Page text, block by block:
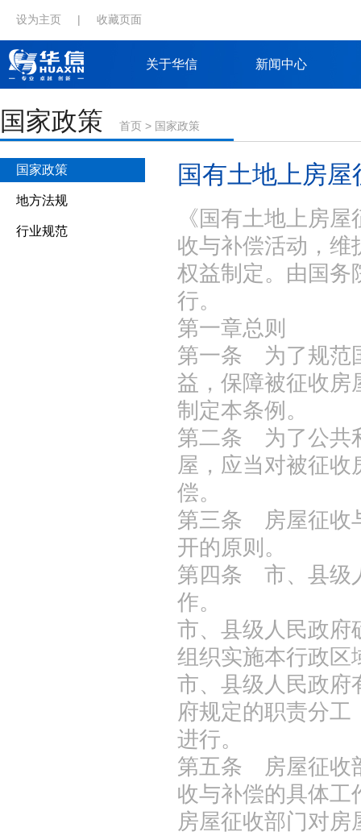
设为主页 | 收藏页面
关于华信 新闻中心
国家政策 首页 > 国家政策
国家政策
地方法规
行业规范
国有土地上房
《国有土地上房
收与补偿活动，维
权益制定。由国务
行。
第一章总则
第一条 为了规范
益，保障被征收房
制定本条例。
第二条 为了公共
屋，应当对被征收
偿。
第三条 房屋征收
开的原则。
第四条 市、县级
作。
市、县级人民政府
组织实施本行政区
市、县级人民政府
府规定的职责分工
进行。
第五条 房屋征收
收与补偿的具体工
房屋征收部门对